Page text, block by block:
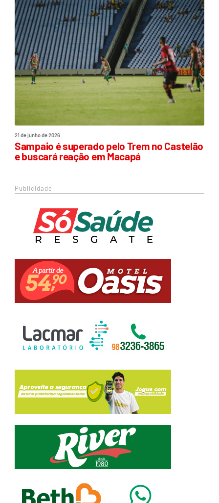
21 de junho de 2026
Sampaio é superado pelo Trem no Castelão
e buscará reação em Macapá
Publicidade